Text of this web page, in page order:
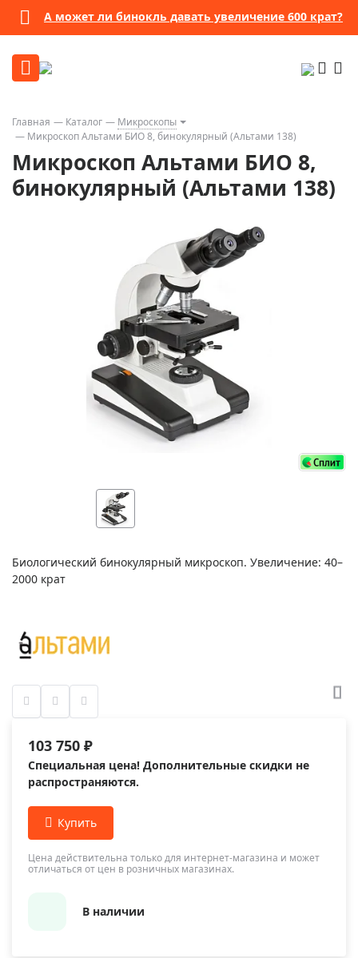
А может ли бинокль давать увеличение 600 крат?
Главная Каталог
Микроскопы
Микроскоп Альтами БИО 8, бинокулярный (Альтами 138)
Микроскоп Альтами БИО 8,
бинокулярный (Альтами 138)
Биологический бинокулярный микроскоп. Увеличение: 40–
2000 крат
103 750 ₽
Специальная цена! Дополнительные скидки не
распространяются.
Цена действительна только для интернет-магазина и может
отличаться от цен в розничных магазинах.
В наличии